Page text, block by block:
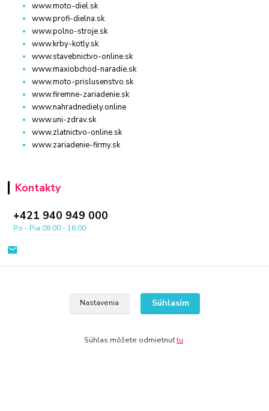
www.moto-diel.sk
www.profi-dielna.sk
www.polno-stroje.sk
www.krby-kotly.sk
www.stavebnictvo-online.sk
www.maxiobchod-naradie.sk
www.moto-prislusenstvo.sk
www.firemne-zariadenie.sk
www.nahradnediely.online
www.uni-zdrav.sk
www.zlatnictvo-online.sk
www.zariadenie-firmy.sk
Kontakty
+421 940 949 000
Po - Pia 08:00 - 16:00
© 2024 Všetky práva vyhradené KAMENIK.SK
Nastavenia Súhlasím
Súhlas môžete odmietnuťtu.